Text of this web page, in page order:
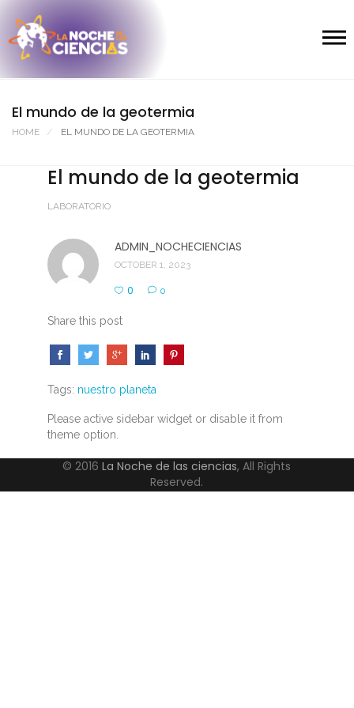
El mundo de la geotermia
HOME EL MUNDO DE LA GEOTERMIA
El mundo de la geotermia
LABORATORIO
ADMIN_NOCHECIENCIAS
OCTOBER 1, 2023
0 0
Share this post
Tags: nuestro planeta
Please active sidebar widget or disable it from
theme option.
© 2016La Noche de las ciencias, All Rights
Reserved.